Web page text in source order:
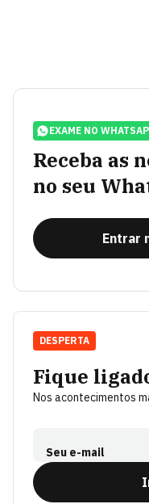
EXAME NO
Receba as
no seu
Entrar
Fique
Nos acontecimentos
Seu e-mail
DESPERTA